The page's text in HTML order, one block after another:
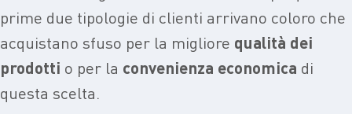
prime due tipologie di clienti arrivano coloro che
acquistano sfuso per la migliore qualità dei
prodotti o per la convenienza economica di
questa scelta.